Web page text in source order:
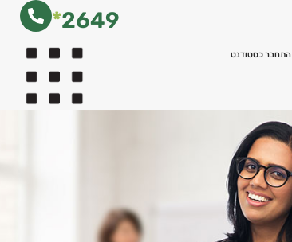
התחבר כסטודנט
2649
*